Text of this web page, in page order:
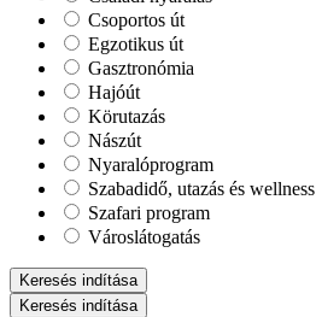
Csoportos út
Egzotikus út
Gasztronómia
Hajóút
Körutazás
Nászút
Nyaralóprogram
Szabadidő, utazás és wellness
Szafari program
Városlátogatás
Keresés indítása
Keresés indítása